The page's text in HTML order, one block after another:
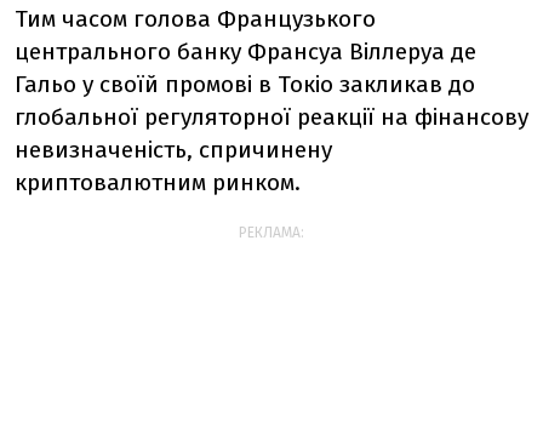
Тим часом голова Французького
центрального банку Франсуа Віллеруа де
Гальо у своїй промові в Токіо закликав до
глобальної регуляторної реакції на фінансову
невизначеність, спричинену
криптовалютним ринком.
РЕКЛАМА: